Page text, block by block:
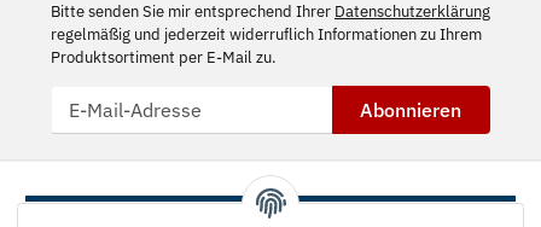
Bitte senden Sie mir entsprechend Ihrer Datenschutzerklärung
regelmäßig und jederzeit widerruflich Informationen zu Ihrem
Produktsortiment per E-Mail zu.
Abonnieren